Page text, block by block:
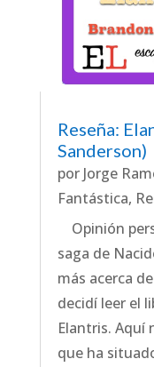
Reseña:
Sanderson)
por Jorge
Fantástica,
Opinión
saga de
más acerca
decidí leer el
Elantris. Aquí
que ha